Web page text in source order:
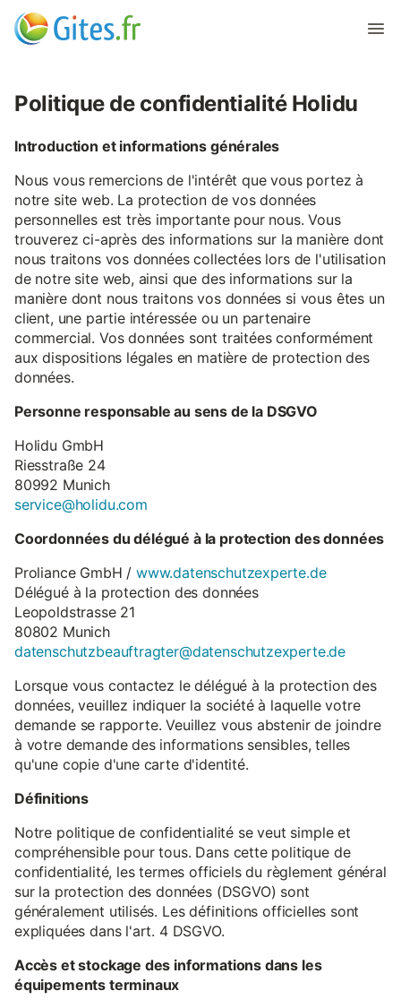
Politique de confidentialité Holidu
Introduction et informations générales
Nous vous remercions de l'intérêt que vous portez à
notre site web. La protection de vos données
personnelles est très importante pour nous. Vous
trouverez ci-après des informations sur la manière dont
nous traitons vos données collectées lors de l'utilisation
de notre site web, ainsi que des informations sur la
manière dont nous traitons vos données si vous êtes un
client, une partie intéressée ou un partenaire
commercial. Vos données sont traitées conformément
aux dispositions légales en matière de protection des
données.
Personne responsable au sens de la DSGVO
Holidu GmbH
Riesstraße 24
80992 Munich
service@holidu.com
Coordonnées du délégué à la protection des données
Proliance GmbH /www.datenschutzexperte.de
Délégué à la protection des données
Leopoldstrasse 21
80802 Munich
datenschutzbeauftragter@datenschutzexperte.de
Lorsque vous contactez le délégué à la protection des
données, veuillez indiquer la société à laquelle votre
demande se rapporte. Veuillez vous abstenir de joindre
à votre demande des informations sensibles, telles
qu'une copie d'une carte d'identité.
Définitions
Notre politique de confidentialité se veut simple et
compréhensible pour tous. Dans cette politique de
confidentialité, les termes officiels du règlement général
sur la protection des données (DSGVO) sont
généralement utilisés. Les définitions officielles sont
expliquées dans l'art. 4 DSGVO.
Accès et stockage des informations dans les
équipements terminaux